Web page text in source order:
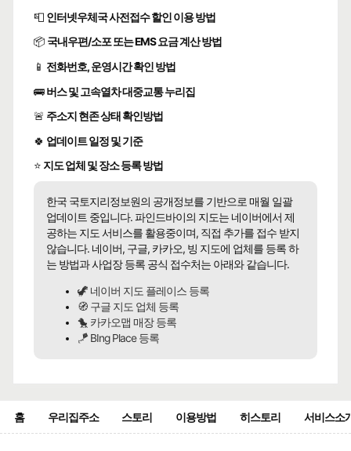
📮 인터넷우체국 사전접수 할인 이용 방법
📦 국내우편/소포 또는 EMS 요금 계산 방법
📱 전화번호, 운영시간 확인 방법
🚌버스 및 고속열차 대중교통 누리집
🚨 주소지 현존 상태 확인방법
🍀 업데이트 일정 및 기준
⭐ 지도 업체 및 장소 등록 방법
한국 국토지리정보원의 공개정보를 기반으로 매월 일괄
업데이트 중입니다. 파인드바이의 지도는 네이버에서 제
공하는 지도 서비스를 활용중이며, 직접 추가를 접수 받지
않습니다. 네이버, 구글, 카카오, 빙 지도에 업체를 등록 하
는 방법과 사업장 등록 공식 접수처는 아래와 같습니다.
🦖 네이버 지도 플레이스 등록
🧭 구글 지도 업체 등록
🐤 카카오맵 매장 등록
🪁 BIng Place 등록
홈 우리집주소 스토리 이용방법 히스토리 서비스소